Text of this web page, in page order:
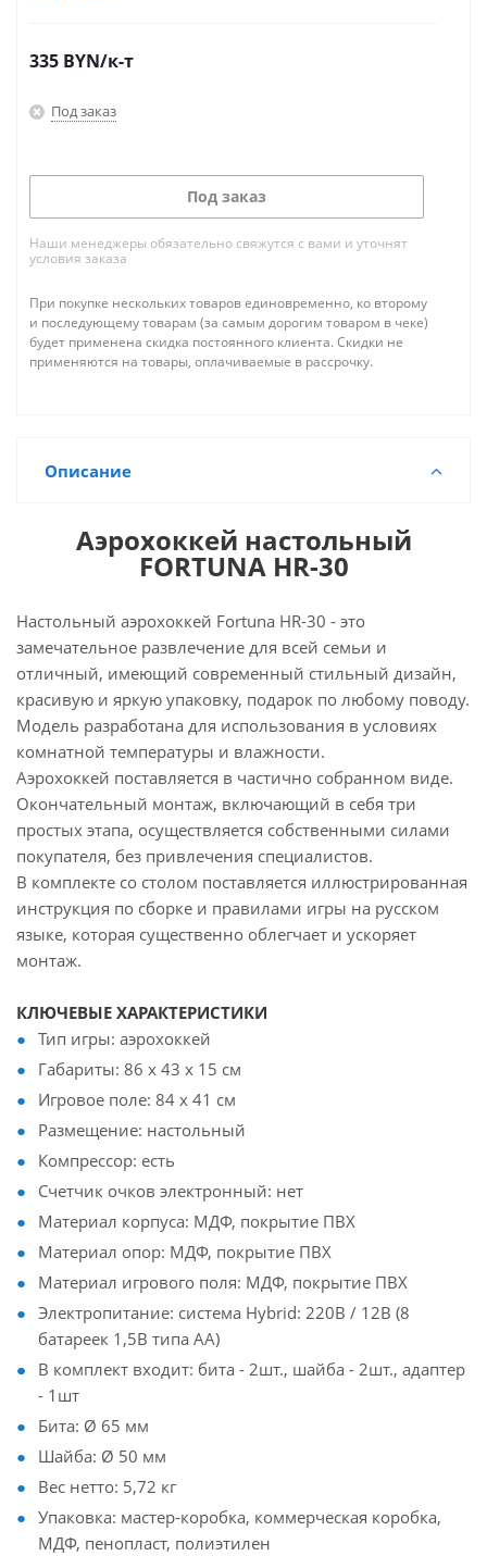
335 BYN/к-т
Под заказ
Под заказ
Наши менеджеры обязательно свяжутся с вами и уточнят
условия заказа
При покупке нескольких товаров единовременно, ко второму
и последующему товарам (за самым дорогим товаром в чеке)
будет применена скидка постоянного клиента. Скидки не
применяются на товары, оплачиваемые в рассрочку.
Описание
Аэрохоккей настольный
FORTUNA HR-30
Настольный аэрохоккей Fortuna HR-30 - это
замечательное развлечение для всей семьи и
отличный, имеющий современный стильный дизайн,
красивую и яркую упаковку, подарок по любому поводу.
Модель разработана для использования в условиях
комнатной температуры и влажности.
Аэрохоккей поставляется в частично собранном виде.
Окончательный монтаж, включающий в себя три
простых этапа, осуществляется собственными силами
покупателя, без привлечения специалистов.
В комплекте со столом поставляется иллюстрированная
инструкция по сборке и правилами игры на русском
языке, которая существенно облегчает и ускоряет
монтаж.
КЛЮЧЕВЫЕ ХАРАКТЕРИСТИКИ
Тип игры: аэрохоккей
Габариты: 86 х 43 х 15 см
Игровое поле: 84 х 41 см
Размещение: настольный
Компрессор: есть
Счетчик очков электронный: нет
Материал корпуса: МДФ, покрытие ПВХ
Материал опор: МДФ, покрытие ПВХ
Материал игрового поля: МДФ, покрытие ПВХ
Электропитание: система Hybrid: 220В / 12В (8
батареек 1,5В типа АА)
В комплект входит: бита - 2шт., шайба - 2шт., адаптер
- 1шт
Бита: Ø 65 мм
Шайба: Ø 50 мм
Вес нетто: 5,72 кг
Упаковка: мастер-коробка, коммерческая коробка,
МДФ, пенопласт, полиэтилен